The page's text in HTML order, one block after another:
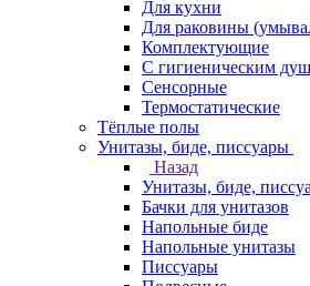
Для кухни
Для раковины
Комплектующие
С гигиеническим
Сенсорные
Термостатические
Тёплые полы
Унитазы, биде, писсуары
Назад
Унитазы, биде,
Бачки для унитазов
Напольные биде
Напольные унитазы
Писсуары